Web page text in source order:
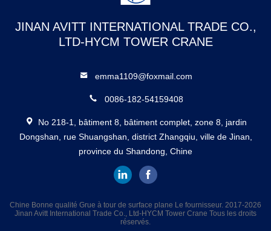
JINAN AVITT INTERNATIONAL TRADE CO.,
LTD-HYCM TOWER CRANE
emma1109@foxmail.com
0086-182-54159408
No 218-1, bâtiment 8, bâtiment complet, zone 8, jardin
Dongshan, rue Shuangshan, district Zhangqiu, ville de Jinan,
province du Shandong, Chine
Chine Bonne qualité Grue à tour de surface plane Le fournisseur. 2017-2026
Jinan Avitt International Trade Co., Ltd-HYCM Tower Crane Tous les droits
réservés.